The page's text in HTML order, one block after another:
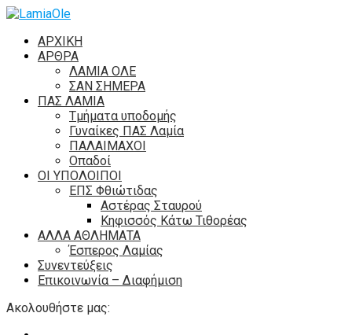
ΑΡΧΙΚΗ
ΑΡΘΡΑ
ΛΑΜΙΑ ΟΛΕ
ΣΑΝ ΣΗΜΕΡΑ
ΠΑΣ ΛΑΜΙΑ
Τμήματα υποδομής
Γυναίκες ΠΑΣ Λαμία
ΠΑΛΑΙΜΑΧΟΙ
Οπαδοί
ΟΙ ΥΠΟΛΟΙΠΟΙ
ΕΠΣ Φθιώτιδας
Αστέρας Σταυρού
Κηφισσός Κάτω Τιθορέας
ΑΛΛΑ ΑΘΛΗΜΑΤΑ
Έσπερος Λαμίας
Συνεντεύξεις
Επικοινωνία – Διαφήμιση
Ακολουθήστε μας: